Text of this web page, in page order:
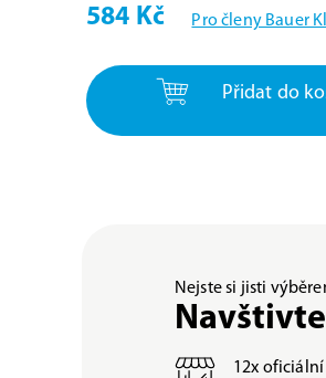
584 Kč Pro členy Bauer
Přidat do
Nejste si jisti
12x oficiální